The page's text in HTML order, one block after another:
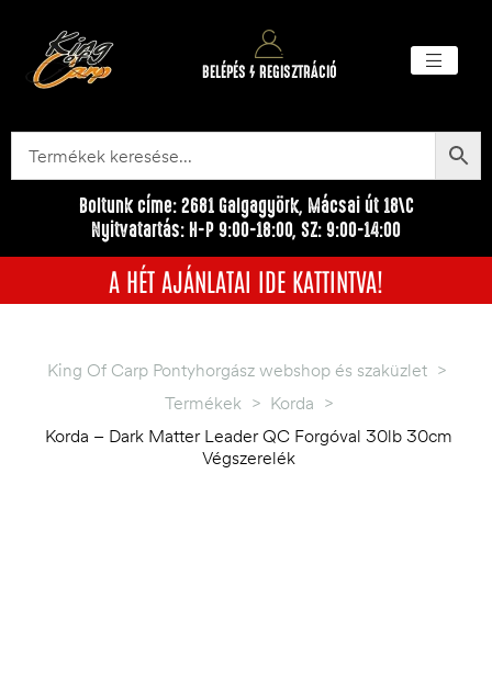
BELÉPÉS / REGISZTRÁCIÓ
Boltunk címe: 2681 Galgagyörk, Mácsai út 18\C
Nyitvatartás: H-P 9:00-18:00, SZ: 9:00-14:00
A HÉT AJÁNLATAI IDE KATTINTVA!
King Of Carp Pontyhorgász webshop és szaküzlet >
Termékek > Korda >
Korda – Dark Matter Leader QC Forgóval 30lb 30cm
Végszerelék